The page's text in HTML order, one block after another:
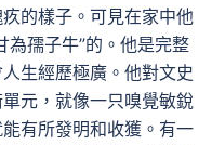
的樣子。可見在家中他
為孺子牛”的。他是完整
生經歷極廣。他對文史
元，就像一只嗅覺敏銳
有所發明和收獲。有一